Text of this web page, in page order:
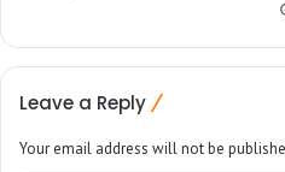
Leave a Reply
Your email address will not be